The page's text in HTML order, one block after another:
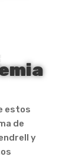
estos
de
y